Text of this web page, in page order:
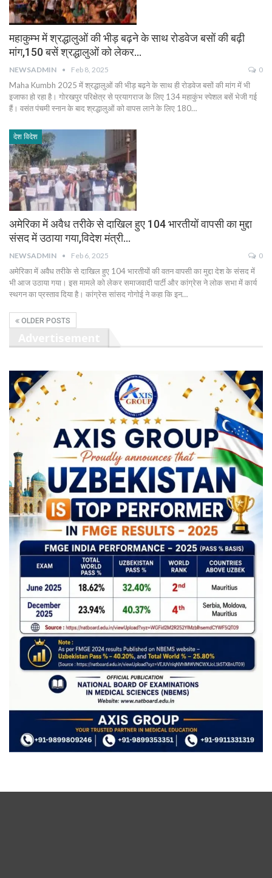
महाकुम्भ में श्रद्धालुओं की भीड़ बढ़ने के साथ रोडवेज बसों की बढ़ी
मांग,150 बसें श्रद्धालुओं को लेकर…
NEWSADMIN Feb 8, 2025 0
Maha Kumbh 2025 में श्रद्धालुओं की भीड़ बढ़ने के साथ ही रोडवेज बसों की मांग में भी
इजाफा हो रहा है। गोरखपुर परिक्षेत्र से प्रयागराज के लिए 134 महाकुंभ स्पेशल बसें भेजी गई
हैं। वसंत पंचमी स्नान के बाद श्रद्धालुओं को वापस लाने के लिए 180…
देश विदेश
अमेरिका में अवैध तरीके से दाखिल हुए 104 भारतीयों वापसी का मुद्दा
संसद में उठाया गया,विदेश मंत्री…
NEWSADMIN Feb 6, 2025 0
अमेरिका में अवैध तरीके से दाखिल हुए 104 भारतीयों की वतन वापसी का मुद्दा देश के संसद में
भी आज उठाया गया। इस मामले को लेकर समाजवादी पार्टी और कांग्रेस ने लोक सभा में कार्य
स्थगन का प्रस्ताव दिया है। कांग्रेस सांसद गोगोई ने कहा कि इन…
OLDER POSTS